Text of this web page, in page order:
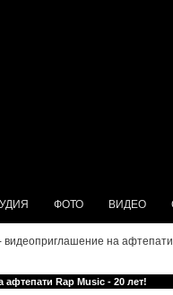
ФОТО ВИДЕО
видеоприглашение на
Rap Music - 20 лет!